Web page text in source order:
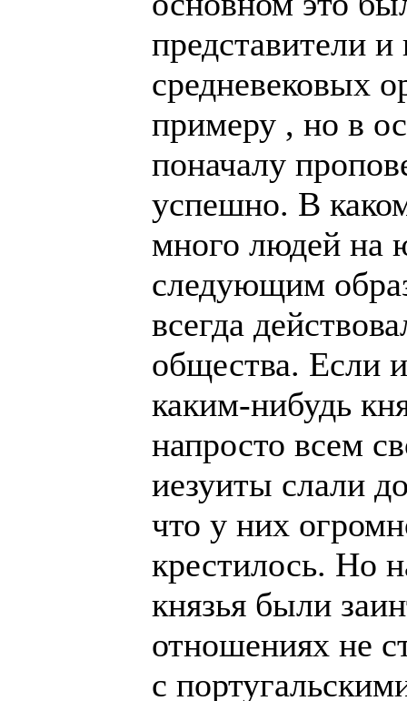
представители
средневековых
примеру , но в
поначалу
успешно. В
много людей на
следующим
всегда
общества. Если
каким-нибудь
напросто всем
иезуиты слали
что у них
крестилось. Но
князья были
отношениях не
с